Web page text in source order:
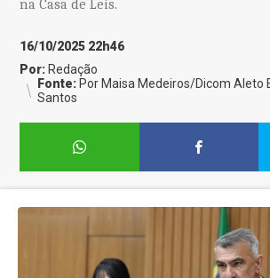
na Casa de Leis.
16/10/2025 22h46
Por: Redação
Fonte: Por Maisa Medeiros/Dicom Aleto
Santos